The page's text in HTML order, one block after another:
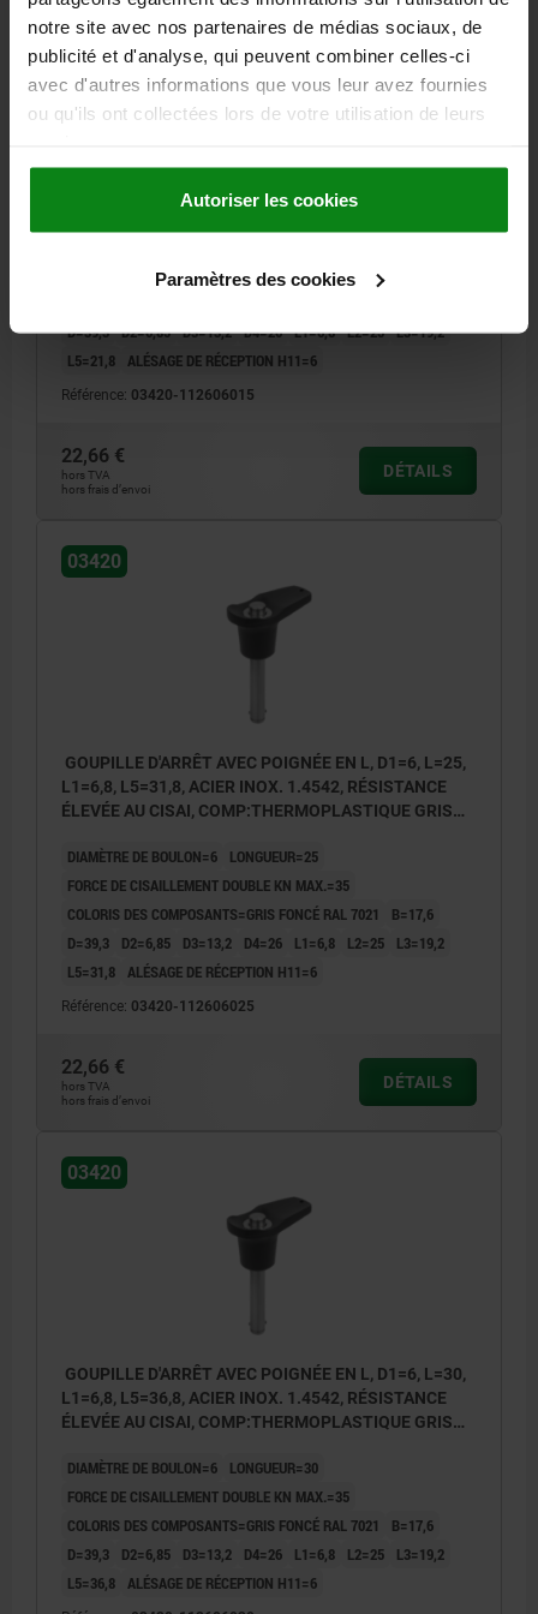
notre site avec nos partenaires de médias sociaux, de
publicité et d'analyse, qui peuvent combiner celles-ci
avec d'autres informations que vous leur avez fournies
ou qu'ils ont collectées lors de votre utilisation de leurs
Autoriser les cookies
Paramètres des cookies
ÉLEVÉE AU CISAI, COMP:THERMOPLASTIQUE GRIS
FORCE DE CISAILLEMENT DOUBLE KN MAX.=35
D=39,3 D2=6,85 D3=13,2 D4=26 L1=6,8 L2=25 L3=19,2
L5=21,8 ALÉSAGE DE RÉCEPTION H11=6
Référence: 03420-112606015
22,66 €
hors TVA
hors frais d’envoi
DÉTAILS
03420
GOUPILLE D'ARRÊT AVEC POIGNÉE EN L, D1=6, L=25,
L1=6,8, L5=31,8, ACIER INOX. 1.4542, RÉSISTANCE
ÉLEVÉE AU CISAI, COMP:THERMOPLASTIQUE GRIS
DIAMÈTRE DE BOULON=6
LONGUEUR=25
FORCE DE CISAILLEMENT DOUBLE KN MAX.=35
COLORIS DES COMPOSANTS=GRIS FONCÉ RAL 7021
B=17,6
D=39,3
D2=6,85 D3=13,2 D4=26 L1=6,8 L2=25
L3=19,2
L5=31,8 ALÉSAGE DE RÉCEPTION H11=6
Référence: 03420-112606025
22,66 €
hors TVA
hors frais d’envoi
DÉTAILS
03420
GOUPILLE D'ARRÊT AVEC POIGNÉE EN L, D1=6, L=30,
L1=6,8, L5=36,8, ACIER INOX. 1.4542, RÉSISTANCE
ÉLEVÉE AU CISAI, COMP:THERMOPLASTIQUE GRIS
DIAMÈTRE DE BOULON=6
LONGUEUR=30
FORCE DE CISAILLEMENT DOUBLE KN MAX.=35
COLORIS DES COMPOSANTS=GRIS FONCÉ RAL 7021
B=17,6
D=39,3
D2=6,85 D3=13,2 D4=26 L1=6,8 L2=25
L3=19,2
L5=36,8 ALÉSAGE DE RÉCEPTION H11=6